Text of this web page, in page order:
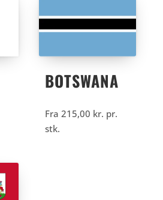
BOTSWANA
Fra 215,00 kr. pr.
stk.